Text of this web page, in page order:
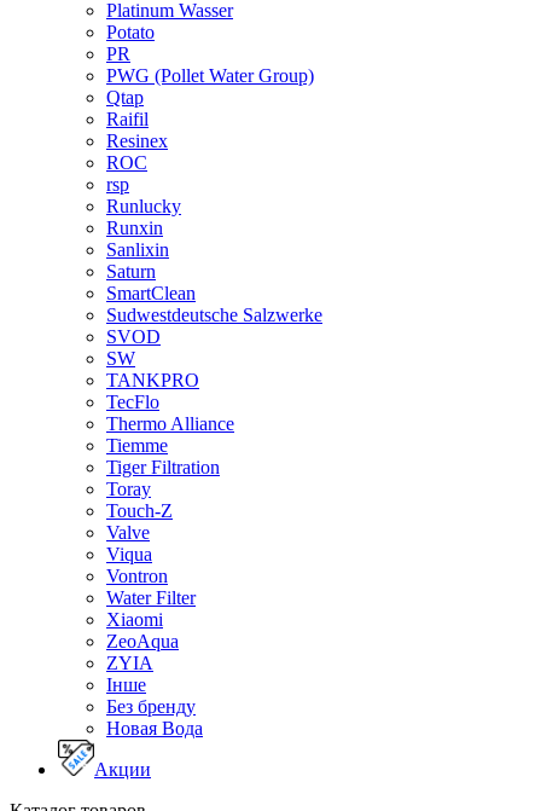
Platinum Wasser
Potato
PR
PWG (Pollet Water Group)
Qtap
Raifil
Resinex
ROC
rsp
Runlucky
Runxin
Sanlixin
Saturn
SmartClean
Sudwestdeutsche Salzwerke
SVOD
SW
TANKPRO
TecFlo
Thermo Alliance
Tiemme
Tiger Filtration
Toray
Touch-Z
Valve
Viqua
Vontron
Water Filter
Xiaomi
ZeoAqua
ZYIA
Інше
Без бренду
Новая Вода
Акции